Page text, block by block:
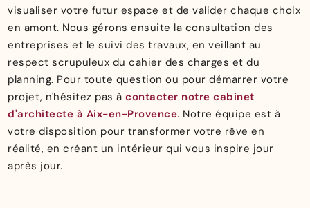
visualiser votre futur espace et de valider chaque choix
en amont. Nous gérons ensuite la consultation des
entreprises et le suivi des travaux, en veillant au
respect scrupuleux du cahier des charges et du
planning. Pour toute question ou pour démarrer votre
projet, n'hésitez pas àcontacter notre cabinet
d'architecte à Aix-en-Provence. Notre équipe est à
votre disposition pour transformer votre rêve en
réalité, en créant un intérieur qui vous inspire jour
après jour.